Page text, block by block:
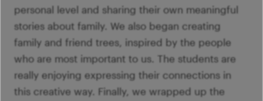
personal level and sharing their own meaningful
stories about family. We also began creating
family and friend trees, inspired by the people
who are most important to us. The students are
really enjoying expressing their connections in
this creative way. Finally, we wrapped up the